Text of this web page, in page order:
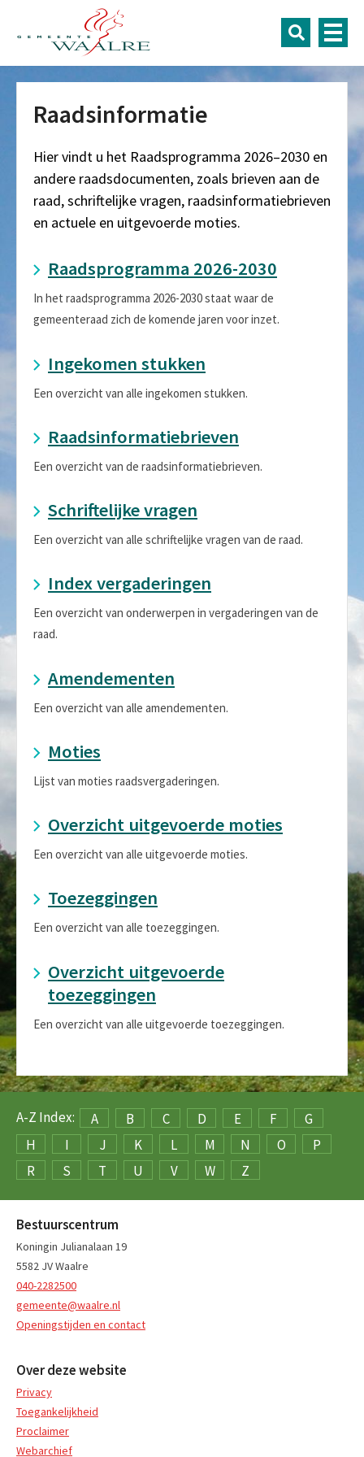
Raadsinformatie
Hier vindt u het Raadsprogramma 2026–2030 en
andere raadsdocumenten, zoals brieven aan de
raad, schriftelijke vragen, raadsinformatiebrieven
en actuele en uitgevoerde moties.
Raadsprogramma 2026-2030
In het raadsprogramma 2026-2030 staat waar de
gemeenteraad zich de komende jaren voor inzet.
Ingekomen stukken
Een overzicht van alle ingekomen stukken.
Raadsinformatiebrieven
Een overzicht van de raadsinformatiebrieven.
Schriftelijke vragen
Een overzicht van alle schriftelijke vragen van de raad.
Index vergaderingen
Een overzicht van onderwerpen in vergaderingen van de
raad.
Amendementen
Een overzicht van alle amendementen.
Moties
Lijst van moties raadsvergaderingen.
Overzicht uitgevoerde moties
Een overzicht van alle uitgevoerde moties.
Toezeggingen
Een overzicht van alle toezeggingen.
Overzicht uitgevoerde
toezeggingen
Een overzicht van alle uitgevoerde toezeggingen.
A-Z Index: A B C D E F
G
H
I J K L M N O
P
R
S T U V W Z
Bestuurscentrum
Koningin Julianalaan 19
5582 JV Waalre
040-2282500
gemeente@waalre.nl
Openingstijden en contact
Over deze website
Privacy
Toegankelijkheid
Proclaimer
Webarchief